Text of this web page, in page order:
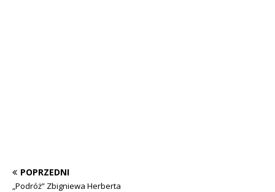
POPRZEDNI
„Podróż” Zbigniewa Herberta